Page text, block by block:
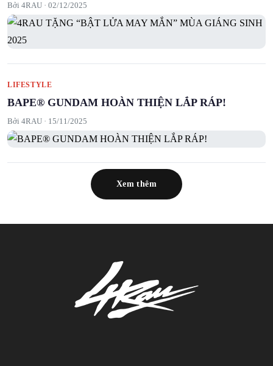
Bởi 4RAU · 02/12/2025
LIFESTYLE
BAPE® GUNDAM HOÀN THIỆN LẮP RÁP!
Bởi 4RAU · 15/11/2025
Xem thêm